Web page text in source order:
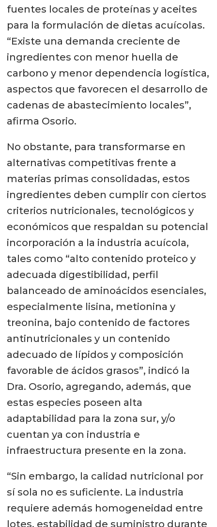
fuentes locales de proteínas y aceites
para la formulación de dietas acuícolas.
“Existe una demanda creciente de
ingredientes con menor huella de
carbono y menor dependencia logística,
aspectos que favorecen el desarrollo de
cadenas de abastecimiento locales”,
afirma Osorio.
No obstante, para transformarse en
alternativas competitivas frente a
materias primas consolidadas, estos
ingredientes deben cumplir con ciertos
criterios nutricionales, tecnológicos y
económicos que respaldan su potencial
incorporación a la industria acuícola,
tales como “alto contenido proteico y
adecuada digestibilidad, perfil
balanceado de aminoácidos esenciales,
especialmente lisina, metionina y
treonina, bajo contenido de factores
antinutricionales y un contenido
adecuado de lípidos y composición
favorable de ácidos grasos”, indicó la
Dra. Osorio, agregando, además, que
estas especies poseen alta
adaptabilidad para la zona sur, y/o
cuentan ya con industria e
infraestructura presente en la zona.
“Sin embargo, la calidad nutricional por
sí sola no es suficiente. La industria
requiere además homogeneidad entre
lotes, estabilidad de suministro durante